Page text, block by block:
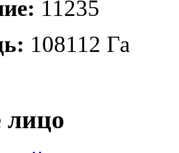
11235
108112 Га
лицо